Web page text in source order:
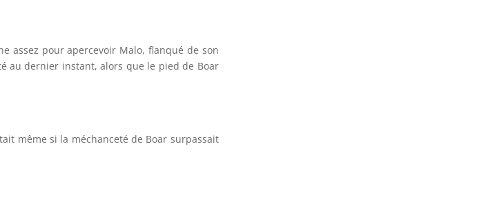
assez pour apercevoir Malo, flanqué de son
au dernier instant, alors que le pied de Boar
même si la méchanceté de Boar surpassait